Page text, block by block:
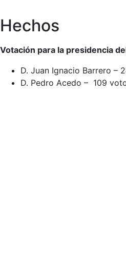
Hechos
Votación para la presidencia
D. Juan Ignacio Barrero –
D. Pedro Acedo – 109